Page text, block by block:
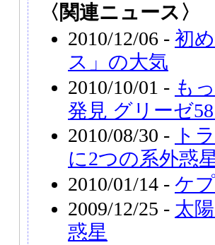
〈関連ニュース〉
2010/12/06 - 初
ス」の大気
2010/10/01 - も
発見 グリーゼ
2010/08/30 - ト
に2つの系外惑
2010/01/14 - ケ
2009/12/25 - 太
惑星